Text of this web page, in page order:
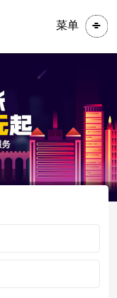
菜单